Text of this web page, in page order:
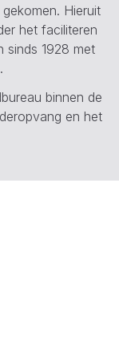
Hieruit
het faciliteren
sinds 1928 met
binnen de
en het